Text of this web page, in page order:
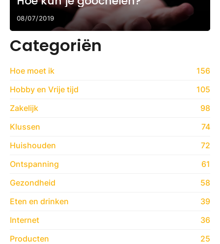
08/07/2019
Categoriën
Hoe moet ik
156
Hobby en Vrije tijd
105
Zakelijk
98
Klussen
74
Huishouden
72
Ontspanning
61
Gezondheid
58
Eten en drinken
39
Internet
36
Producten
25